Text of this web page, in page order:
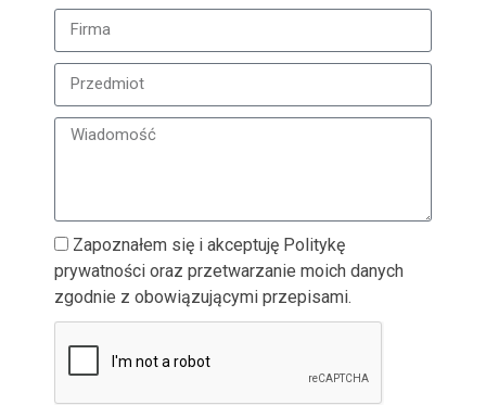
Zapoznałem się i akceptuję Politykę
prywatności oraz przetwarzanie moich danych
zgodnie z obowiązującymi przepisami.